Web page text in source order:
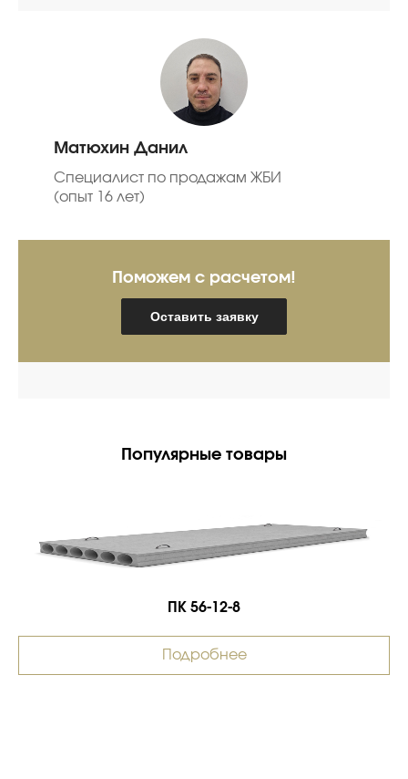
Матюхин Данил
Специалист по продажам ЖБИ
(опыт 16 лет)
Поможем с расчетом!
Оставить заявку
Популярные товары
ПК 56-12-8
Подробнее